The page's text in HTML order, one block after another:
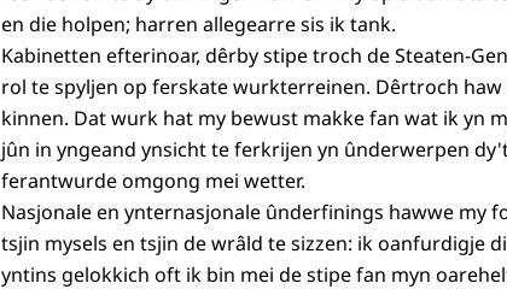
en die holpen; harren allegearre sis ik tank.
Kabinetten efterinoar, dêrby stipe troch de Steaten-
rol te spyljen op ferskate wurkterreinen. Dêrtroch
kinnen. Dat wurk hat my bewust makke fan wat ik yn
jûn in yngeand ynsicht te ferkrijen yn ûnderwerpen
ferantwurde omgong mei wetter.
Nasjonale en ynternasjonale ûnderfinings hawwe my
tsjin mysels en tsjin de wrâld te sizzen: ik oanfurdigje
yntins gelokkich oft ik bin mei de stipe fan myn